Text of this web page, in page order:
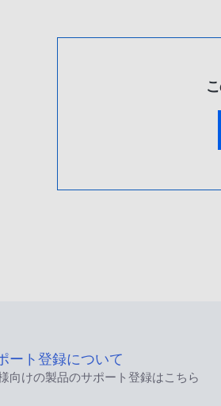
ート登録について
向けの製品のサポート登録はこちら